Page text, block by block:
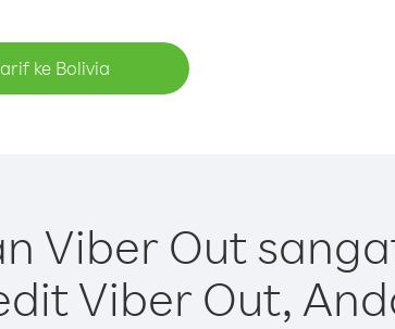
ke Bolivia
Viber Out
Viber Out,